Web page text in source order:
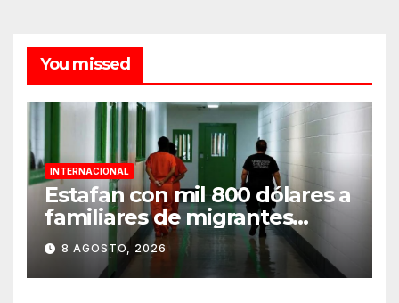
You missed
INTERNACIONAL
Estafan con mil 800 dólares a
familiares de migrantes
detenidos en Estados Unidos;
prometen liberarlos
8 AGOSTO, 2026